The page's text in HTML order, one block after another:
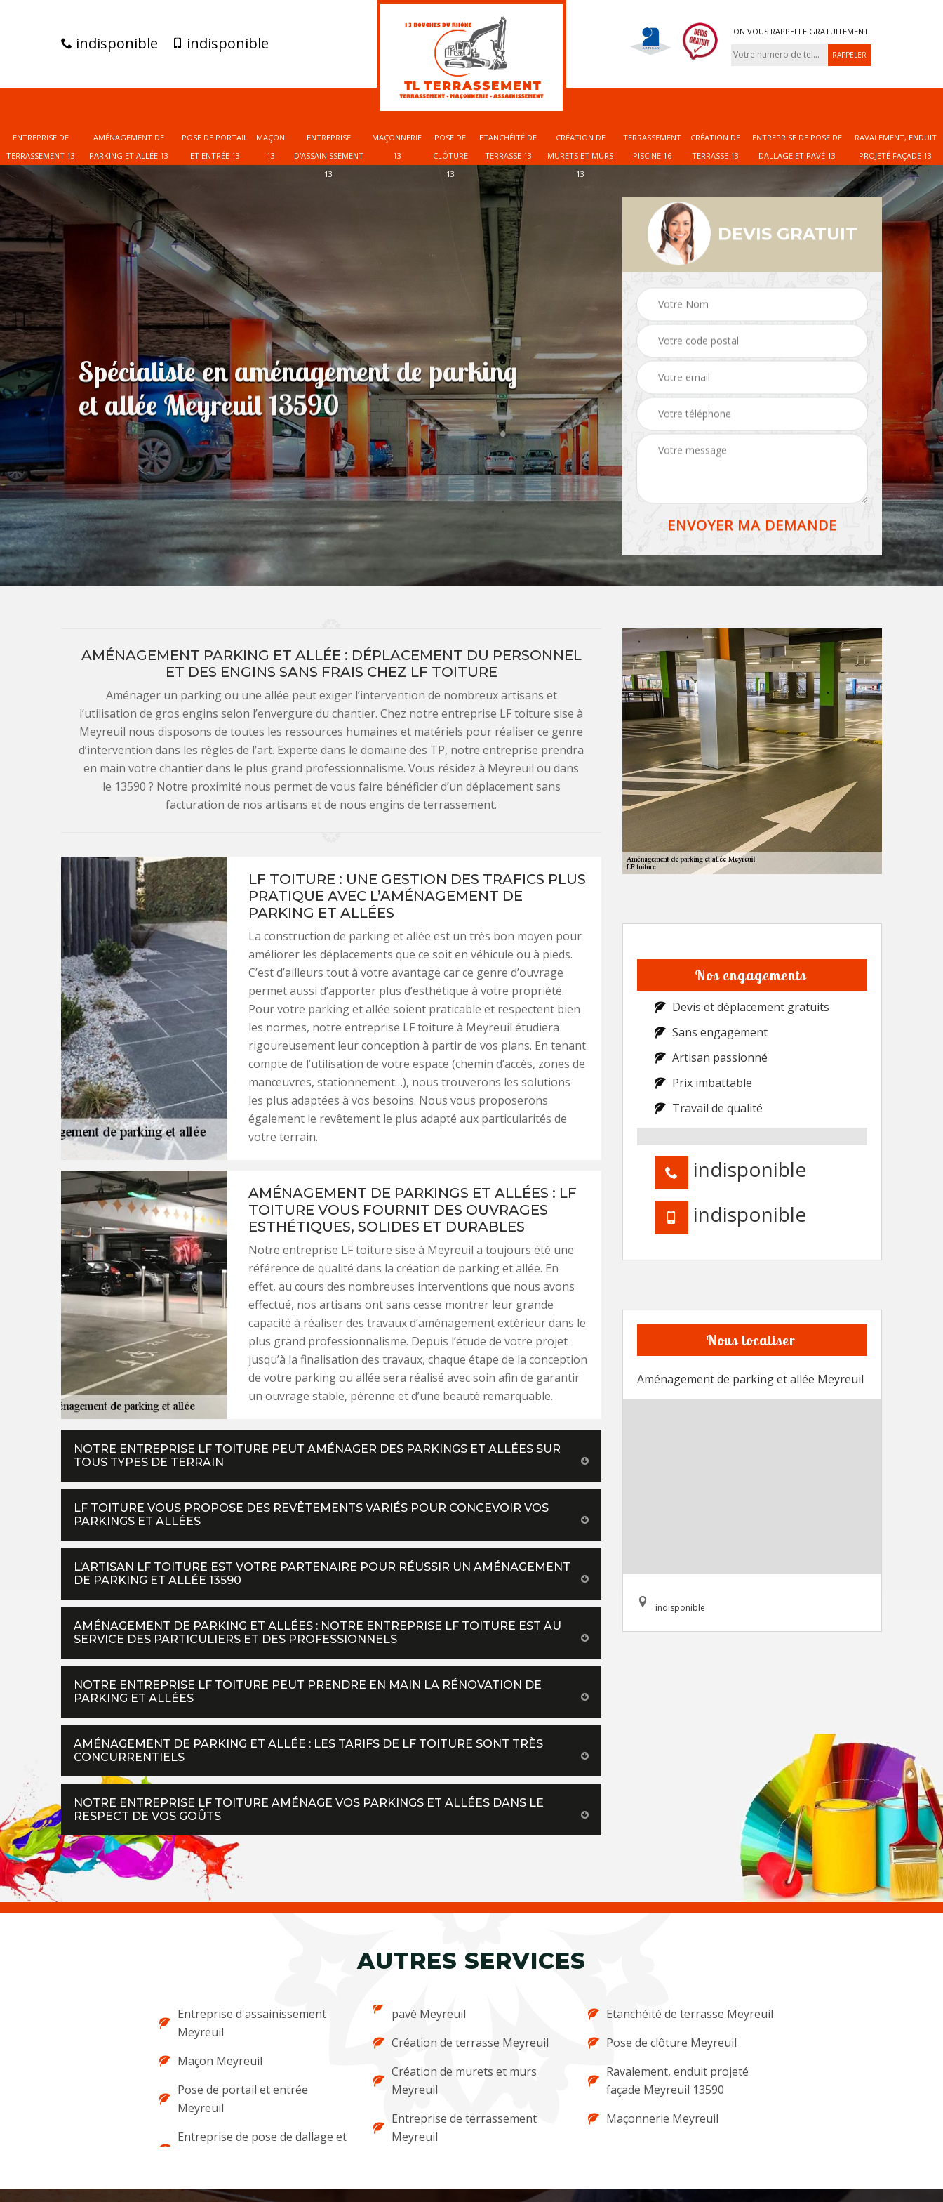
indisponible indisponible
ON VOUS RAPPELLE GRATUITEMENT
ENTREPRISE DE
TERRASSEMENT 13
AMÉNAGEMENT DE
PARKING ET ALLÉE 13
POSE DE PORTAIL
ET ENTRÉE 13
MAÇON
13
ENTREPRISE
D'ASSAINISSEMENT
13
MAÇONNERIE
13
POSE DE
CLÔTURE
13
ETANCHÉITÉ DE
TERRASSE 13
CRÉATION DE
MURETS ET MURS
13
TERRASSEMENT
PISCINE 16
CRÉATION DE
TERRASSE 13
ENTREPRISE DE POSE DE
DALLAGE ET PAVÉ 13
RAVALEMENT, ENDUIT
PROJETÉ FAÇADE 13
Spécialiste en aménagement de parking
et allée Meyreuil 13590
DEVIS GRATUIT
AMÉNAGEMENT PARKING ET ALLÉE : DÉPLACEMENT DU PERSONNEL
ET DES ENGINS SANS FRAIS CHEZ LF TOITURE
Aménager un parking ou une allée peut exiger l’intervention de nombreux artisans et
l’utilisation de gros engins selon l’envergure du chantier. Chez notre entreprise LF toiture sise à
Meyreuil nous disposons de toutes les ressources humaines et matériels pour réaliser ce genre
d’intervention dans les règles de l’art. Experte dans le domaine des TP, notre entreprise prendra
en main votre chantier dans le plus grand professionnalisme. Vous résidez à Meyreuil ou dans
le 13590 ? Notre proximité nous permet de vous faire bénéficier d’un déplacement sans
facturation de nos artisans et de nous engins de terrassement.
LF TOITURE : UNE GESTION DES TRAFICS PLUS
PRATIQUE AVEC L’AMÉNAGEMENT DE
PARKING ET ALLÉES
La construction de parking et allée est un très bon moyen pour
améliorer les déplacements que ce soit en véhicule ou à pieds.
C’est d’ailleurs tout à votre avantage car ce genre d’ouvrage
permet aussi d’apporter plus d’esthétique à votre propriété.
Pour votre parking et allée soient praticable et respectent bien
les normes, notre entreprise LF toiture à Meyreuil étudiera
rigoureusement leur conception à partir de vos plans. En tenant
compte de l’utilisation de votre espace (chemin d’accès, zones de
manœuvres, stationnement…), nous trouverons les solutions
les plus adaptées à vos besoins. Nous vous proposerons
également le revêtement le plus adapté aux particularités de
votre terrain.
AMÉNAGEMENT DE PARKINGS ET ALLÉES : LF
TOITURE VOUS FOURNIT DES OUVRAGES
ESTHÉTIQUES, SOLIDES ET DURABLES
Notre entreprise LF toiture sise à Meyreuil a toujours été une
référence de qualité dans la création de parking et allée. En
effet, au cours des nombreuses interventions que nous avons
effectué, nos artisans ont sans cesse montrer leur grande
capacité à réaliser des travaux d’aménagement extérieur dans le
plus grand professionnalisme. Depuis l’étude de votre projet
jusqu’à la finalisation des travaux, chaque étape de la conception
de votre parking ou allée sera réalisé avec soin afin de garantir
un ouvrage stable, pérenne et d’une beauté remarquable.
NOTRE ENTREPRISE LF TOITURE PEUT AMÉNAGER DES PARKINGS ET ALLÉES SUR
TOUS TYPES DE TERRAIN
LF TOITURE VOUS PROPOSE DES REVÊTEMENTS VARIÉS POUR CONCEVOIR VOS
PARKINGS ET ALLÉES
L’ARTISAN LF TOITURE EST VOTRE PARTENAIRE POUR RÉUSSIR UN AMÉNAGEMENT
DE PARKING ET ALLÉE 13590
AMÉNAGEMENT DE PARKING ET ALLÉES : NOTRE ENTREPRISE LF TOITURE EST AU
SERVICE DES PARTICULIERS ET DES PROFESSIONNELS
NOTRE ENTREPRISE LF TOITURE PEUT PRENDRE EN MAIN LA RÉNOVATION DE
PARKING ET ALLÉES
AMÉNAGEMENT DE PARKING ET ALLÉE : LES TARIFS DE LF TOITURE SONT TRÈS
CONCURRENTIELS
NOTRE ENTREPRISE LF TOITURE AMÉNAGE VOS PARKINGS ET ALLÉES DANS LE
RESPECT DE VOS GOÛTS
Nos engagements
Devis et déplacement gratuits
Sans engagement
Artisan passionné
Prix imbattable
Travail de qualité
indisponible
indisponible
Nous localiser
Aménagement de parking et allée Meyreuil
indisponible
AUTRES SERVICES
Entreprise d'assainissement
Meyreuil
Maçon Meyreuil
Pose de portail et entrée
Meyreuil
Entreprise de pose de dallage et
pavé Meyreuil
Création de terrasse Meyreuil
Création de murets et murs
Meyreuil
Entreprise de terrassement
Meyreuil
Etanchéité de terrasse Meyreuil
Pose de clôture Meyreuil
Ravalement, enduit projeté
façade Meyreuil 13590
Maçonnerie Meyreuil